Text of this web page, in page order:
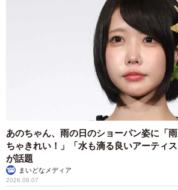
あのちゃん、雨の日のショーパン姿に「
ちゃきれい！」「水も滴る良いアーティ
が話題
まいどなメディア
2026.08.07